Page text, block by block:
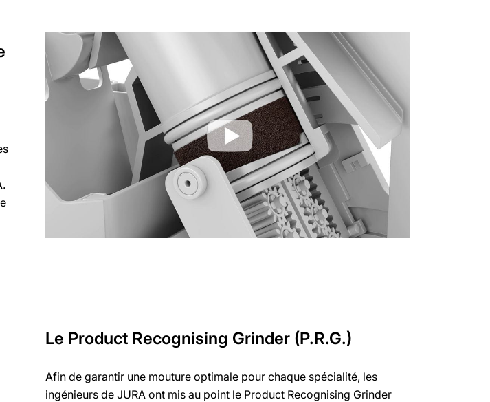
Le Product Recognising Grinder (P.R.G.)
Afin de garantir une mouture optimale pour chaque spécialité, les
ingénieurs de JURA ont mis au point le Product Recognising Grinder